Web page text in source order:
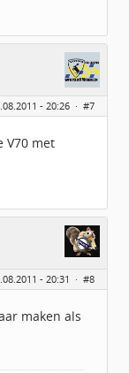
- 20:26 · #7
V70 met
- 20:31 · #8
maken als